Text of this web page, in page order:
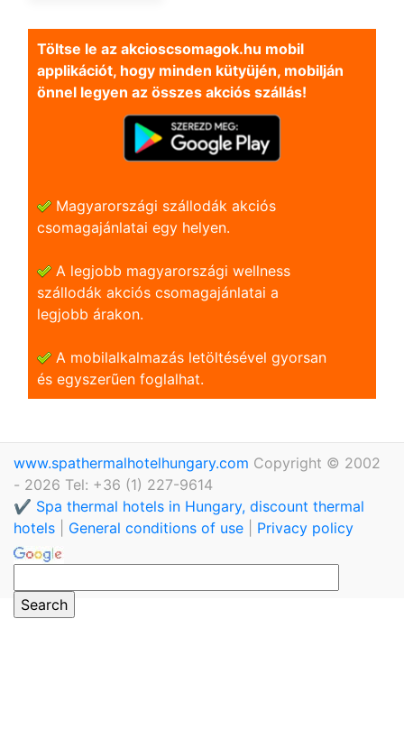
Töltse le az akcioscsomagok.hu mobil
applikációt, hogy minden kütyüjén, mobilján
önnel legyen az összes akciós szállás!
Magyarországi szállodák akciós
csomagajánlatai egy helyen.
A legjobb magyarországi wellness
szállodák akciós csomagajánlatai a
legjobb árakon.
A mobilalkalmazás letöltésével gyorsan
és egyszerũen foglalhat.
www.spathermalhotelhungary.com Copyright © 2002
- 2026 Tel: +36 (1) 227-9614
✔️ Spa thermal hotels in Hungary, discount thermal
hotels
General conditions of use Privacy policy